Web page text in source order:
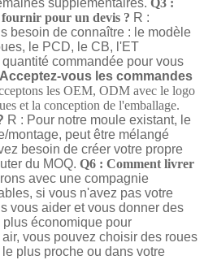
supplémentaires. Q3 :
pour un devis ? R :
besoin de connaître : le modèle
le PCD, le CB, l'ET
commandée pour vous
vous les commandes
les OEM, ODM avec le logo
et la conception de l'emballage.
R : Pour notre moule existant, le
montage, peut être mélangé
besoin de créer votre propre
du MOQ. Q6 : Comment livrer
avec une compagnie
si vous n'avez pas votre
vous aider et vous donner des
économique pour
vous pouvez choisir des roues
plus proche ou dans votre